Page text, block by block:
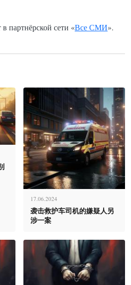
партнёрской сети «Все СМИ».
17.06.2024
袭击救护车司机的嫌疑人另
涉一案